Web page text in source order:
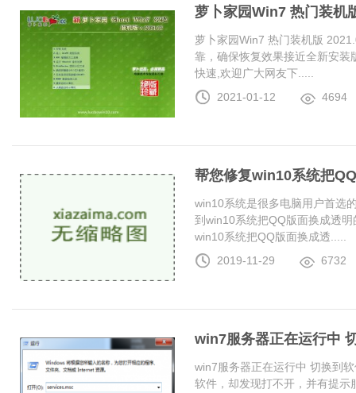
萝卜家园Win7 热门装机
萝卜家园Win7 热门装机版
靠，确保恢复效果接近全新安
快速,欢迎广大网友下.....
2021-01-12
4694
帮您修复win10系统把
win10系统是很多电脑用户首选
到win10系统把QQ版面换成透
win10系统把QQ版面换成透.....
2019-11-29
6732
win7服务器正在运行中
win7服务器正在运行中 切换到
软件，却发现打不开，并有提